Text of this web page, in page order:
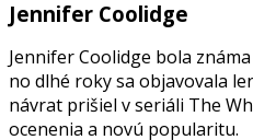
Jennifer Coolidge
Jennifer Coolidge bola
no dlhé roky sa objavovala
návrat prišiel v seriáli The
ocenenia a novú popularitu.